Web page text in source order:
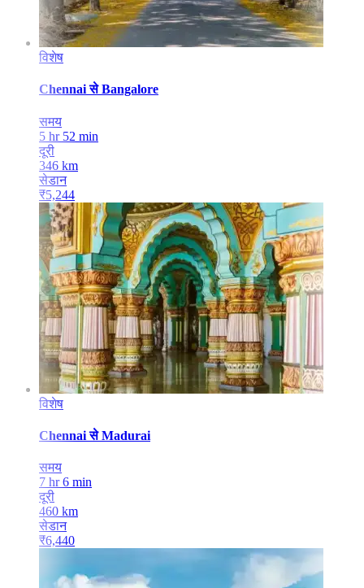
विशेष
Chennai से Bangalore
समय
5 hr 52 min
दूरी
346 km
सेडान
₹5,244
विशेष
Chennai से Madurai
समय
7 hr 6 min
दूरी
460 km
सेडान
₹6,440